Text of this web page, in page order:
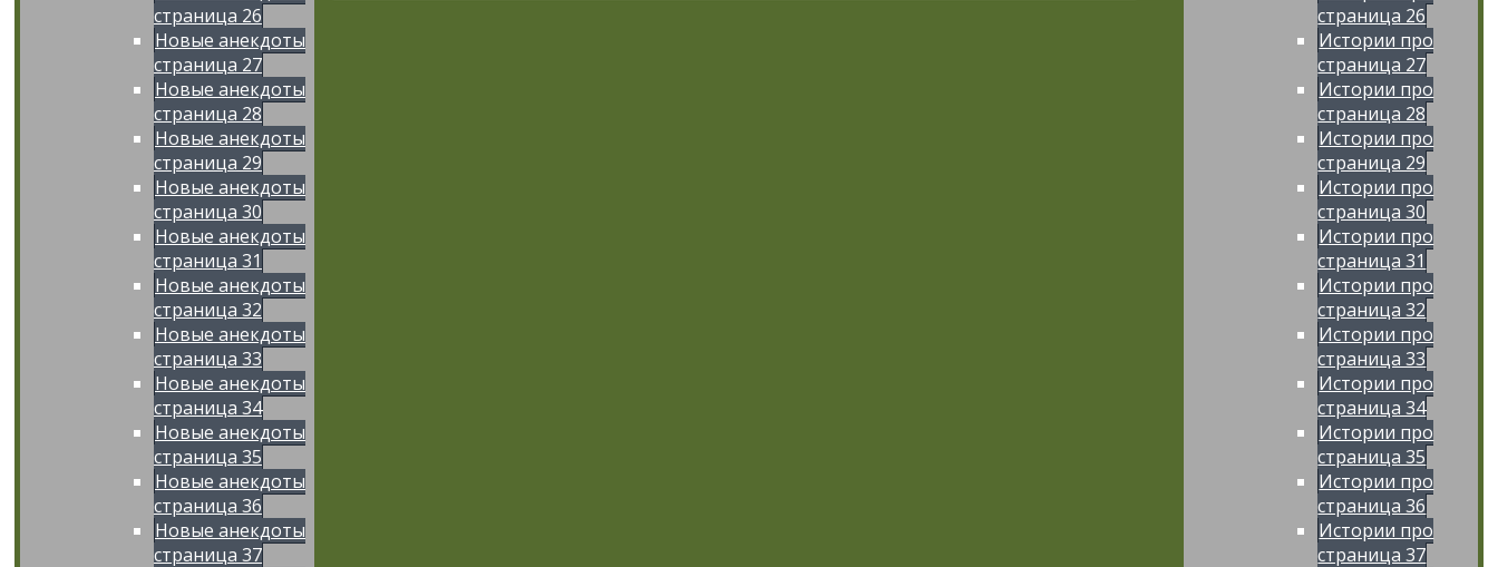
страница 26
Новые анекдоты
страница 27
Новые анекдоты
страница 28
Новые анекдоты
страница 29
Новые анекдоты
страница 30
Новые анекдоты
страница 31
Новые анекдоты
страница 32
Новые анекдоты
страница 33
Новые анекдоты
страница 34
Новые анекдоты
страница 35
Новые анекдоты
страница 36
Новые анекдоты
страница 37
страница 26
Истории про
страница 27
Истории про
страница 28
Истории про
страница 29
Истории про
страница 30
Истории про
страница 31
Истории про
страница 32
Истории про
страница 33
Истории про
страница 34
Истории про
страница 35
Истории про
страница 36
Истории про
страница 37